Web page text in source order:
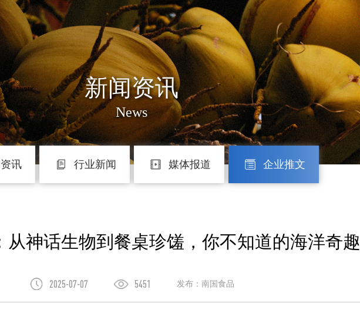
新闻资讯
News
讯 行业新闻 媒体报道 企业推文
从神话生物到餐桌珍馐，你不知道的海洋奇趣
2025-07-07 5451 发布：南国食品